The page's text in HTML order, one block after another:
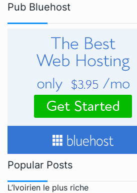
Pub Bluehost
Popular Posts
L’Ivoirien le plus riche